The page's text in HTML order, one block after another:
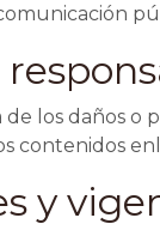
de los daños
contenidos
y